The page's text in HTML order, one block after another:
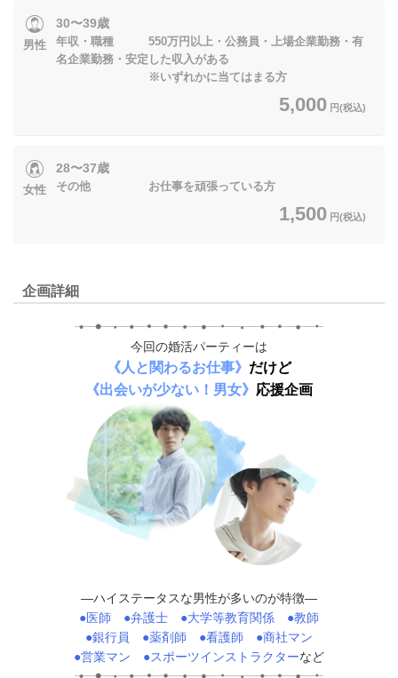
男性
30〜39歳
年収・職種 550万円以上・公務員・上場企業勤務・有
名企業勤務・安定した収入がある
※いずれかに当てはまる方
5,000 円(税込)
女性
28〜37歳
その他 お仕事を頑張っている方
1,500 円(税込)
企画詳細
今回の婚活パーティーは
《人と関わるお仕事》 だけど
《出会いが少ない！男女》 応援企画
—ハイステータスな男性が多いのが特徴—
●医師 ●弁護士 ●大学等教育関係 ●教師
●銀行員 ●薬剤師 ●看護師 ●商社マン
●営業マン ●スポーツインストラクターなど